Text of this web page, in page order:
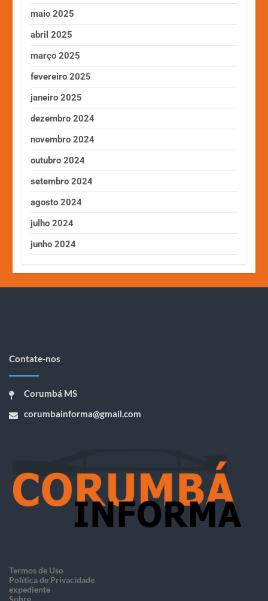
maio 2025
abril 2025
março 2025
fevereiro 2025
janeiro 2025
dezembro 2024
novembro 2024
outubro 2024
setembro 2024
agosto 2024
julho 2024
junho 2024
Contate-nos
Corumbá MS
corumbainforma@gmail.com
Termos de Uso
Política de Privacidade
expediente